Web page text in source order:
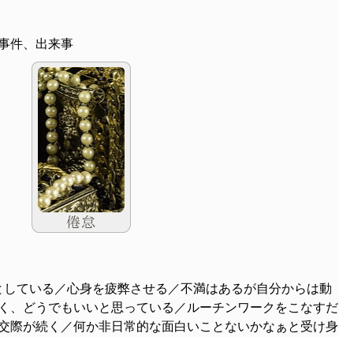
件、出来事
ている／心身を疲弊させる／不満はあるが自分からは動
、どうでもいいと思っている／ルーチンワークをこなすだ
際が続く／何か非日常的な面白いことないかなぁと受け身